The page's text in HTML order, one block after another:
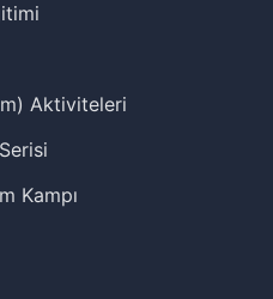
Aktiviteleri
Kampı